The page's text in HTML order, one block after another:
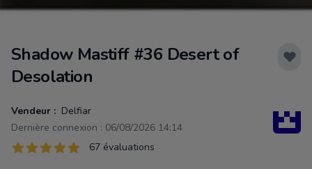
Shadow Mastiff #36 Desert of
Desolation
Vendeur : Delfiar
Dernière connexion : 06/08/2026 14:14
Évaluations
67 sur 5 étoiles 67 évaluations